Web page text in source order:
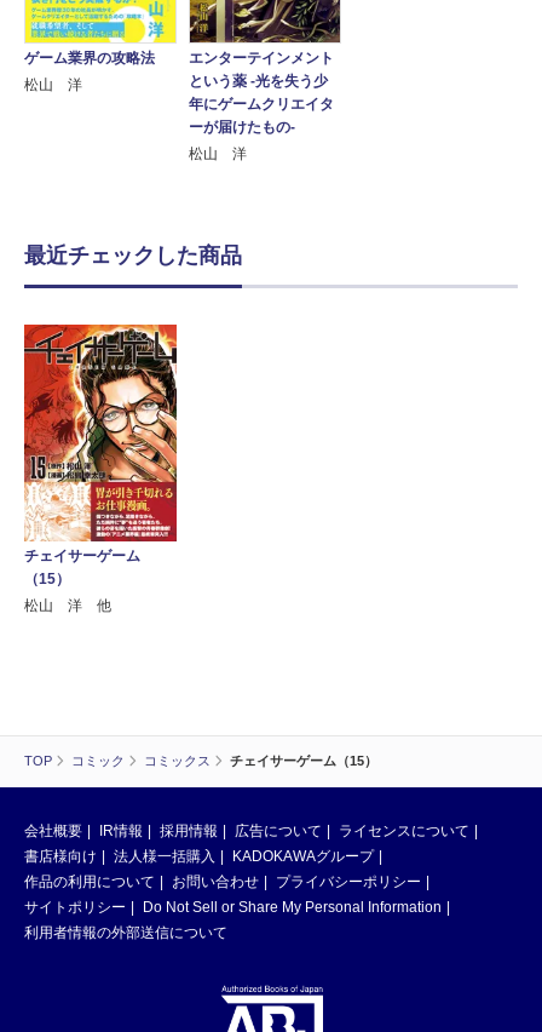
TOP コミック コミックス チェイサーゲーム（15）
ゲーム業界の攻略法
松山 洋
エンターテインメント
という薬 -光を失う少
年にゲームクリエイタ
ーが届けたもの-
松山 洋
最近チェックした商品
チェイサーゲーム
（15）
松山 洋 他
会社概要 IR情報 採用情報 広告について
ライセンスについて
書店様向け
法人様一括購入
KADOKAWAグループ
作品の利用について
お問い合わせ
プライバシーポリシー
サイトポリシー
Do Not Sell or Share My Personal Information
利用者情報の外部送信について